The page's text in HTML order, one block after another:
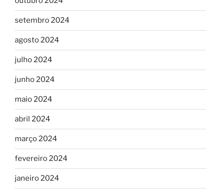
setembro 2024
agosto 2024
julho 2024
junho 2024
maio 2024
abril 2024
março 2024
fevereiro 2024
janeiro 2024